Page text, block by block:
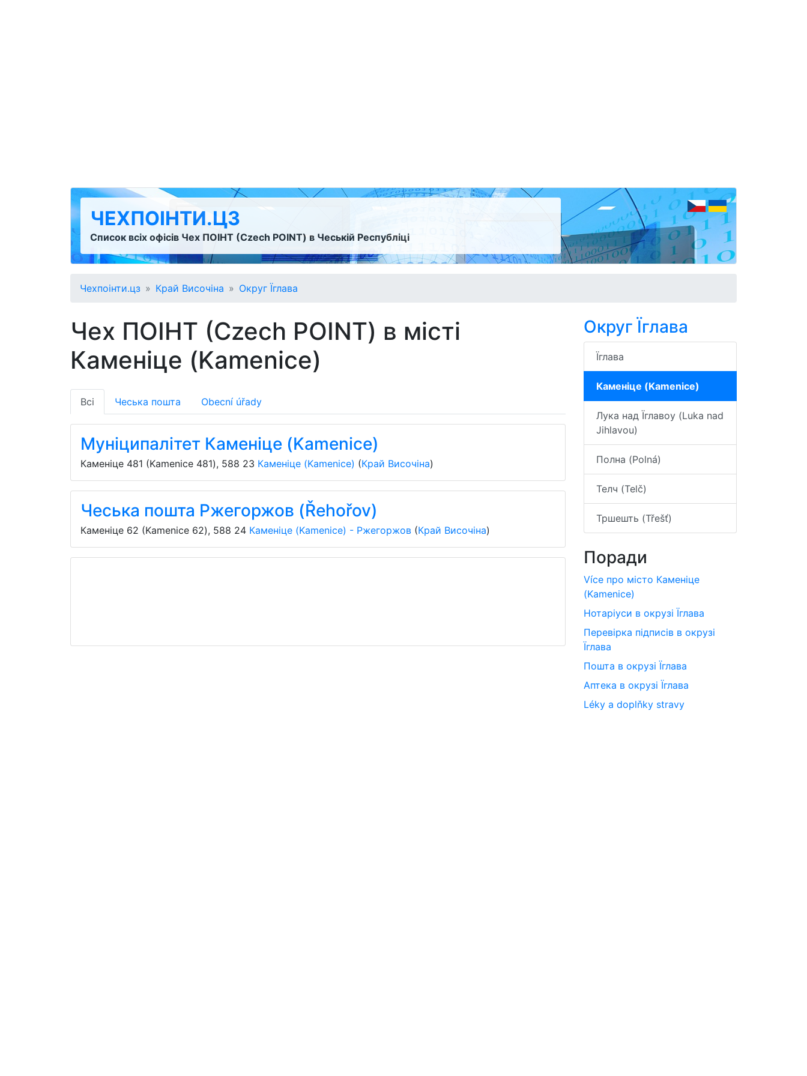
ЧЕХПОІНТИ.ЦЗ
Список всіх офісів Чех ПОІНТ (Czech POINT) в Чеській Республіці
Чехпоінти.цз Край Височіна Округ Їглава
Чех ПОІНТ (Czech POINT) в місті
Каменіце (Kamenice)
Всі Чеська пошта Obecní úřady
Муніципалітет Каменіце (Kamenice)
Каменіце 481 (Kamenice 481), 588 23 Каменіце (Kamenice) (Край Височіна)
Чеська пошта Ржегоржов (Řehořov)
Каменіце 62 (Kamenice 62), 588 24 Каменіце (Kamenice) - Ржегоржов (Край Височіна)
Округ Їглава
Їглава
Каменіце (Kamenice)
Лука над Їглавоу (Luka nad
Jihlavou)
Полна (Polná)
Телч (Telč)
Тршешть (Třešť)
Поради
Více про місто Каменіце
(Kamenice)
Нотаріуси в окрузі Їглава
Перевірка підписів в окрузі
Їглава
Пошта в окрузі Їглава
Аптека в окрузі Їглава
Léky a doplňky stravy